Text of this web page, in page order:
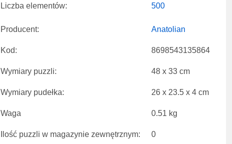
Liczba elementów: 500
Producent: Anatolian
Kod: 8698543135864
Wymiary puzzli: 48 x 33 cm
Wymiary pudełka: 26 x 23.5 x 4 cm
Waga 0.51 kg
Ilość puzzli w magazynie zewnętrznym: 0